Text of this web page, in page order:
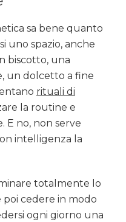
sa bene quanto
uno spazio, anche
biscotto, una
un dolcetto a fine
rituali di
la routine e
E no, non serve
intelligenza la
totalmente lo
cedere in modo
ogni giorno una